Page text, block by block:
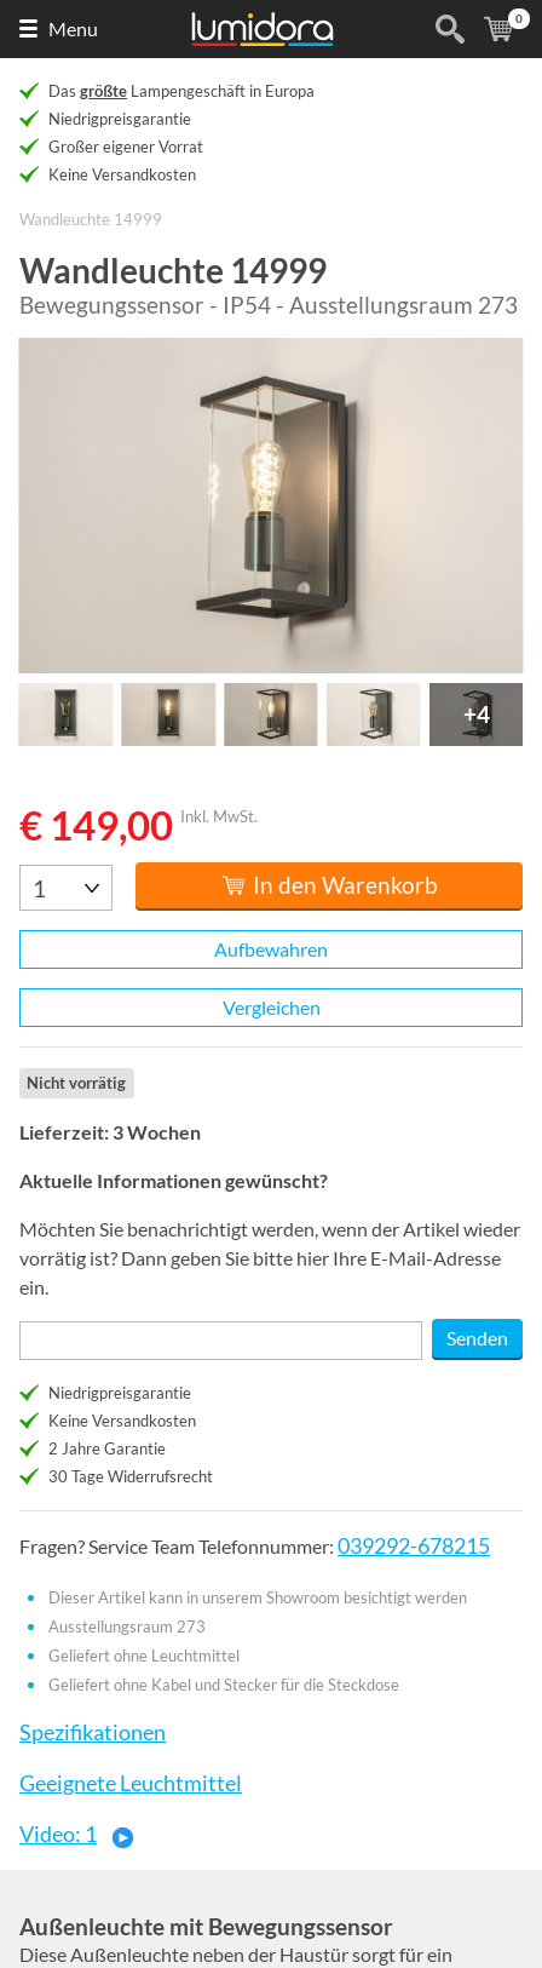
Menu (
0
Das größte Lampengeschäft in Europa
Niedrigpreisgarantie
Großer eigener Vorrat
Keine Versandkosten
Wandleuchte 14999
Wandleuchte 14999
Bewegungssensor - IP54 - Ausstellungsraum 273
+4
€ 149,00 Inkl. MwSt.
In den Warenkorb
Aufbewahren
Vergleichen
Nicht vorrätig
Lieferzeit: 3 Wochen
Aktuelle Informationen gewünscht?
Möchten Sie benachrichtigt werden, wenn der Artikel wieder
vorrätig ist? Dann geben Sie bitte hier Ihre E-Mail-Adresse
ein.
Niedrigpreisgarantie
Keine Versandkosten
2 Jahre Garantie
30 Tage Widerrufsrecht
Fragen? Service Team Telefonnummer: 039292-678215
Dieser Artikel kann in unserem Showroom besichtigt werden
Ausstellungsraum 273
Geliefert ohne Leuchtmittel
Geliefert ohne Kabel und Stecker für die Steckdose
Spezifikationen
Geeignete Leuchtmittel
Video: 1
Außenleuchte mit Bewegungssensor
Diese Außenleuchte neben der Haustür sorgt für ein